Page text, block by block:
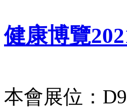
健康博覽
本會展位：